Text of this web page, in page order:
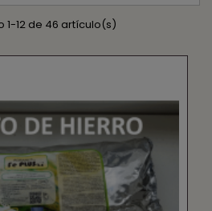
1-12 de 46 artículo(s)